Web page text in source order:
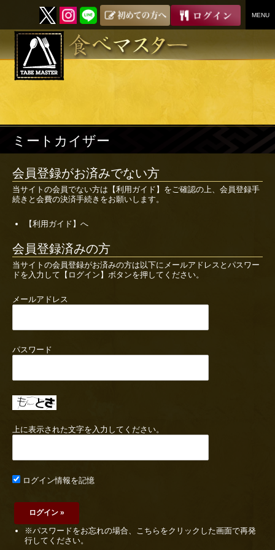
MENU
SKIP
ミートカイザー
会員登録がお済みでない方
当サイトの会員でない方は 【利用ガイド】 をご確認の上、会員登録手
続きと会費の決済手続きをお願いします。
【利用ガイド】へ
会員登録済みの方
当サイトの会員登録がお済みの方は以下にメールアドレスとパスワー
ドを入力して【ログイン】ボタンを押してください。
メールアドレス
パスワード
上に表示された文字を入力してください。
ログイン情報を記憶
※パスワードをお忘れの場合、こちらをクリックした画面で再発
行してください。